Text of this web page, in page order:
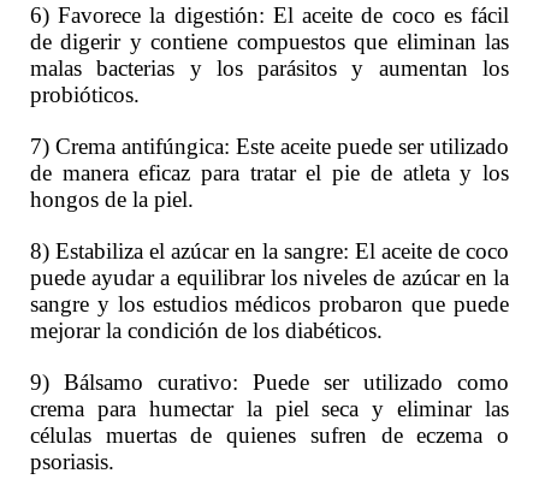
6) Favorece la digestión: El aceite de coco es fácil
de digerir y contiene compuestos que eliminan las
malas bacterias y los parásitos y aumentan los
probióticos.
7) Crema antifúngica: Este aceite puede ser utilizado
de manera eficaz para tratar el pie de atleta y los
hongos de la piel.
8) Estabiliza el azúcar en la sangre: El aceite de coco
puede ayudar a equilibrar los niveles de azúcar en la
sangre y los estudios médicos probaron que puede
mejorar la condición de los diabéticos.
9) Bálsamo curativo: Puede ser utilizado como
crema para humectar la piel seca y eliminar las
células muertas de quienes sufren de eczema o
psoriasis.